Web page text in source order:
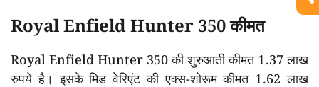
Royal Enfield Hunter 350 कीमत
Royal Enfield Hunter 350 की शुरुआती कीमत 1.37 लाख
रुपये है। इसके मिड वेरिएंट की एक्स-शोरूम कीमत 1.62 लाख